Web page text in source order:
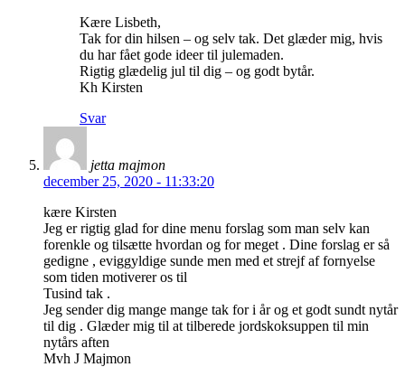
Kære Lisbeth,
Tak for din hilsen – og selv tak. Det glæder mig, hvis
du har fået gode ideer til julemaden.
Rigtig glædelig jul til dig – og godt bytår.
Kh Kirsten
Svar
jetta majmon
december 25, 2020 - 11:33:20
kære Kirsten
Jeg er rigtig glad for dine menu forslag som man selv kan
forenkle og tilsætte hvordan og for meget . Dine forslag er så
gedigne , eviggyldige sunde men med et strejf af fornyelse
som tiden motiverer os til
Tusind tak .
Jeg sender dig mange mange tak for i år og et godt sundt nytår
til dig . Glæder mig til at tilberede jordskoksuppen til min
nytårs aften
Mvh J Majmon